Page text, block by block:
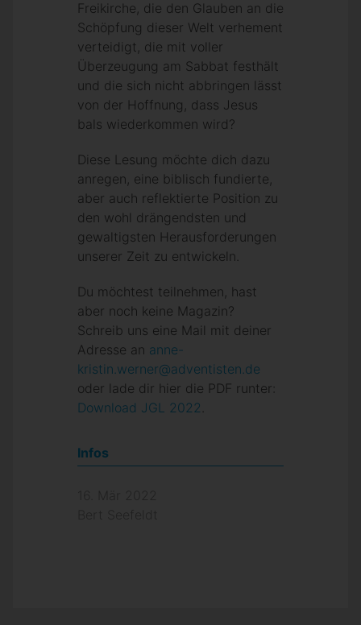
Freikirche, die den Glauben an die
Schöpfung dieser Welt verhement
verteidigt, die mit voller
Überzeugung am Sabbat festhält
und die sich nicht abbringen lässt
von der Hoffnung, dass Jesus
bals wiederkommen wird?
Diese Lesung möchte dich dazu
anregen, eine biblisch fundierte,
aber auch reflektierte Position zu
den wohl drängendsten und
gewaltigsten Herausforderungen
unserer Zeit zu entwickeln.
Du möchtest teilnehmen, hast
aber noch keine Magazin?
Schreib uns eine Mail mit deiner
Adresse an anne-
kristin.werner@adventisten.de
oder lade dir hier die PDF runter:
Download JGL 2022.
Infos